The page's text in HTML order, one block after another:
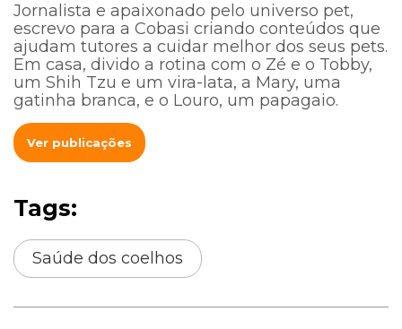
Jornalista e apaixonado pelo universo pet,
escrevo para a Cobasi criando conteúdos que
ajudam tutores a cuidar melhor dos seus pets.
Em casa, divido a rotina com o Zé e o Tobby,
um Shih Tzu e um vira-lata, a Mary, uma
gatinha branca, e o Louro, um papagaio.
Ver publicações
Tags:
Saúde dos coelhos